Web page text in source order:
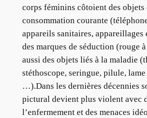
corps féminins côtoient des objets
consommation courante
appareils sanitaires,
des marques de séduction (rouge
aussi des objets liés à la maladie
stéthoscope, seringue, pilule,
…).Dans les dernières décennies
pictural devient plus violent avec
l’enfermement et des menaces